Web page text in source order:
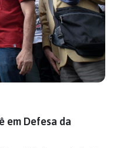
em Defesa da